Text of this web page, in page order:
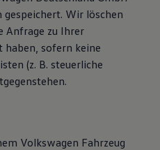
gespeichert. Wir löschen
Anfrage zu Ihrer
sofern keine
(z. B. steuerliche
Volkswagen Fahrzeug